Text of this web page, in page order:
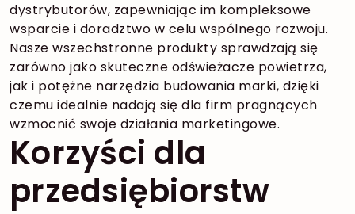
dystrybutorów, zapewniając im kompleksowe
wsparcie i doradztwo w celu wspólnego rozwoju.
Nasze wszechstronne produkty sprawdzają się
zarówno jako skuteczne odświeżacze powietrza,
jak i potężne narzędzia budowania marki, dzięki
czemu idealnie nadają się dla firm pragnących
wzmocnić swoje działania marketingowe.
Korzyści dla
przedsiębiorstw